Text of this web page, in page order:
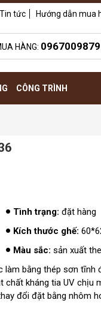
Hướng dẫn mua
Tin tức
HÀNG: 0967009879
CÔNG TRÌNH
Tình trạng: đặt hàng
Kích thước ghế:
Màu sắc: sản xuất
làm bằng thép sơn tĩnh
chất kháng tia UV chịu
đổi đặt bằng nhôm